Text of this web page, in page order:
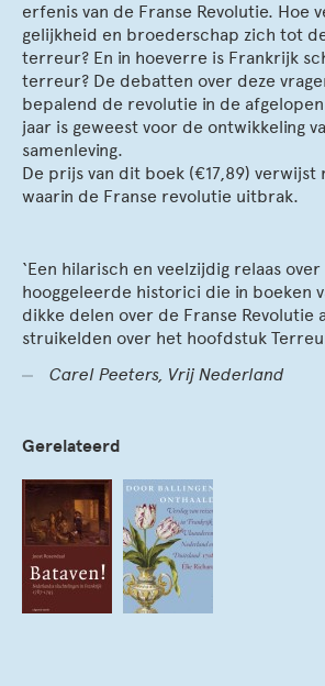
erfenis van de Franse Revolutie. Hoe
gelijkheid en broederschap zich tot
terreur? En in hoeverre is Frankrijk
terreur? De debatten over deze
bepalend de revolutie in de
jaar is geweest voor de ontwikkeling
samenleving.
De prijs van dit boek (€17,89) verwijst
waarin de Franse revolutie uitbrak.
‘Een hilarisch en veelzijdig relaas
hooggeleerde historici die in boeken
dikke delen over de Franse Revolutie
struikelden over het hoofdstuk
Carel Peeters, Vrij Nederland
Gerelateerd